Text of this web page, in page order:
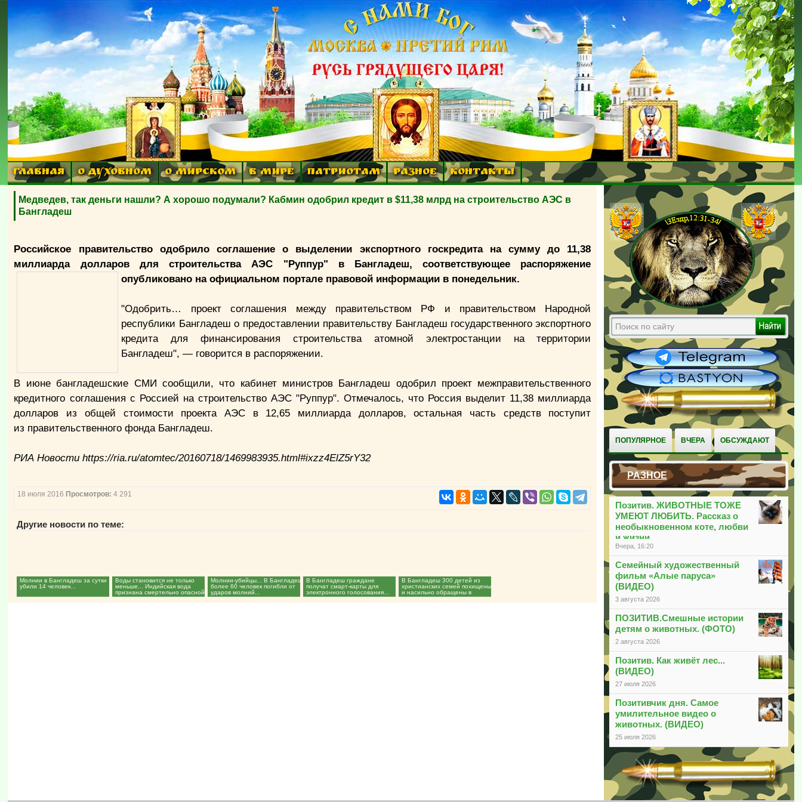
ГЛАВНАЯ О ДУХОВНОМ О МИРСКОМ В МИРЕ ПАТРИОТАМ РАЗНОЕ КОНТАКТЫ
ПОПУЛЯРНОЕ ВЧЕРА ОБСУЖДАЮТ
РАЗНОЕ
Позитив. ЖИВОТНЫЕ ТОЖЕ
УМЕЮТ ЛЮБИТЬ. Рассказ о
необыкновенном коте, любви
и жизни
Вчера, 16:20
Семейный художественный
фильм «Алые паруса»
(ВИДЕО)
3 августа 2026
ПОЗИТИВ.Смешные истории
детям о животных. (ФОТО)
2 августа 2026
Позитив. Как живёт лес...
(ВИДЕО)
27 июля 2026
Позитивчик дня. Самое
умилительное видео о
животных. (ВИДЕО)
25 июля 2026
Медведев, так деньги нашли? А хорошо подумали? Кабмин одобрил кредит в $11,38 млрд на строительство АЭС в
Бангладеш
Российское правительство одобрило соглашение о выделении экспортного госкредита на сумму до 11,38
миллиарда долларов для строительства АЭС "Руппур" в Бангладеш, соответствующее распоряжение
опубликовано на официальном портале правовой информации в понедельник.
"Одобрить… проект соглашения между правительством РФ и правительством Народной
республики Бангладеш о предоставлении правительству Бангладеш государственного экспортного
кредита для финансирования строительства атомной электростанции на территории
Бангладеш", — говорится в распоряжении.
В июне бангладешские СМИ сообщили, что кабинет министров Бангладеш одобрил проект межправительственного
кредитного соглашения с Россией на строительство АЭС "Руппур". Отмечалось, что Россия выделит 11,38 миллиарда
долларов из общей стоимости проекта АЭС в 12,65 миллиарда долларов, остальная часть средств поступит
из правительственного фонда Бангладеш.
РИА Новости https://ria.ru/atomtec/20160718/1469983935.html#ixzz4ElZ5rY32
18 июля 2016 Просмотров: 4 291
Другие новости по теме:
Молнии в Бангладеш за сутки
убили 14 человек...
Воды становится не только
меньше... Индийская вода
признана смертельно опасной
для человека...
Молнии-убийцы... В Бангладеш
более 60 человек погибли от
ударов молний...
В Бангладеш граждане
получат смарт-карты для
электронного голосования...
В Бангладеш 300 детей из
христианских семей похищены
и насильно обращены в
ислам...